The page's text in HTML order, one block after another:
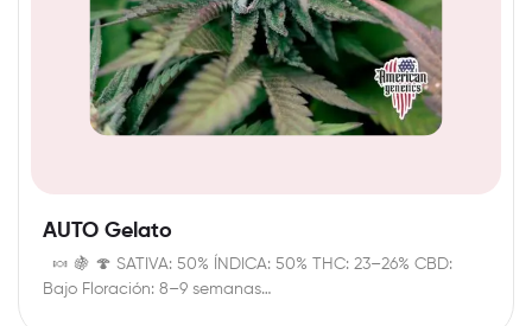
AUTO Gelato
🍬 🍇 🍄 SATIVA: 50% ÍNDICA: 50% THC: 23–26% CBD:
Bajo Floración: 8–9 semanas…